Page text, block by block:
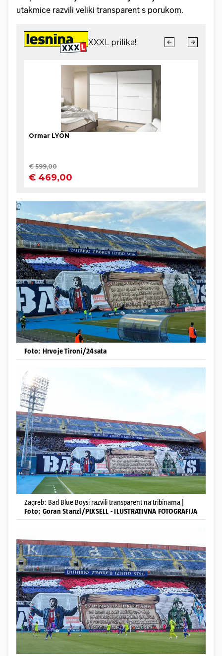
utakmice razvili veliki transparent s porukom.
Foto: Hrvoje Tironi/24sata
Zagreb: Bad Blue Boysi razvili transparent na tribinama |
Foto: Goran Stanzl/PIXSELL - ILUSTRATIVNA FOTOGRAFIJA